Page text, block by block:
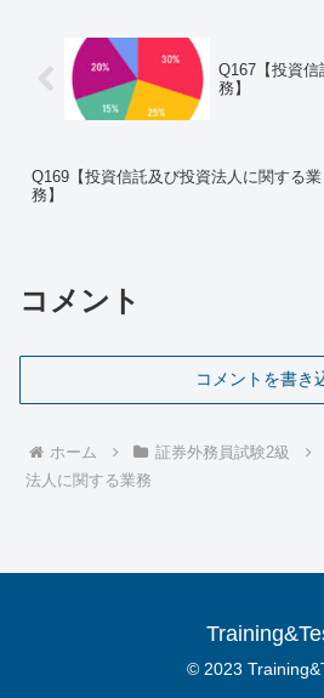
Q167【投資
務】
Q169【投資信託及び投資法人に関する業
務】
コメント
コメントを書き
ホーム 証券外務員試験2級
法人に関する業務
© 2023